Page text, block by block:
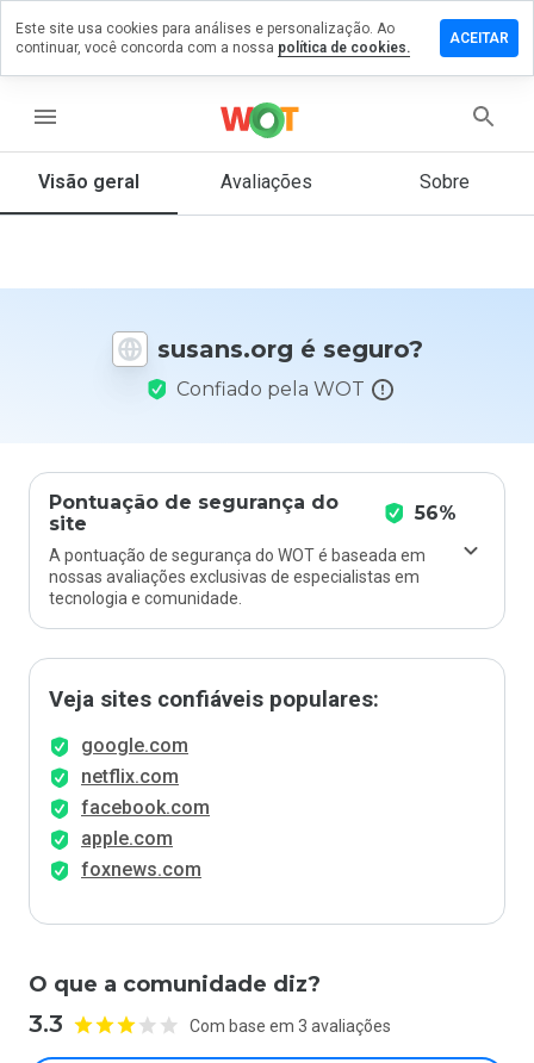
menu
Visão geral Avaliações Sobre
susans.org é seguro?
Confiado pela WOT
Pontuação de segurança do
site
56%
A pontuação de segurança do WOT é baseada em
nossas avaliações exclusivas de especialistas em
tecnologia e comunidade.
Veja sites confiáveis populares:
google.com
netflix.com
facebook.com
apple.com
foxnews.com
O que a comunidade diz?
3.3 Com base em 3 avaliações
um
que
Este site usa cookies para análises e personalização. Ao
continuar, você concorda com a nossa política de cookies.
ACEITAR